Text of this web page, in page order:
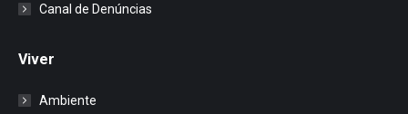
Canal de Denúncias
Viver
Ambiente